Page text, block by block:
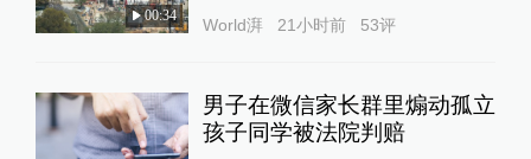
00:34 World湃 21小时前 53评
男子在微信家长群里煽动孤立
孩子同学被法院判赔